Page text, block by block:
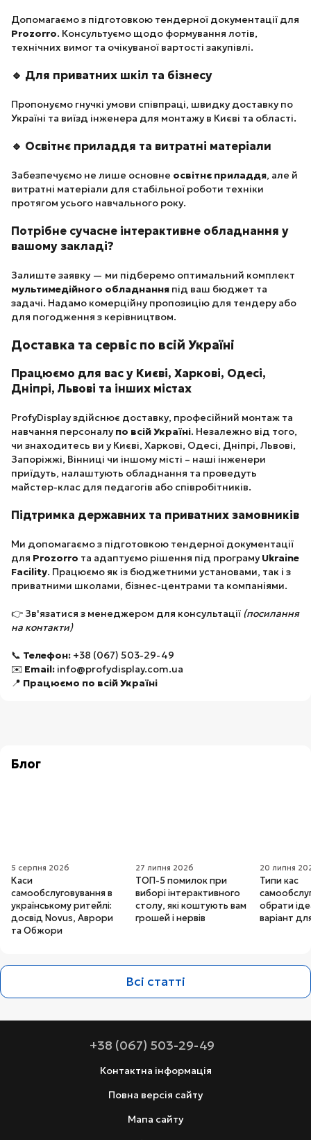
Допомагаємо з підготовкою тендерної документації для
Prozorro. Консультуємо щодо формування лотів,
технічних вимог та очікуваної вартості закупівлі.
🔹 Для приватних шкіл та бізнесу
Пропонуємо гнучкі умови співпраці, швидку доставку по
Україні та виїзд інженера для монтажу в Києві та області.
🔹 Освітнє приладдя та витратні матеріали
Забезпечуємо не лише основне освітнє приладдя, але й
витратні матеріали для стабільної роботи техніки
протягом усього навчального року.
Потрібне сучасне інтерактивне обладнання у
вашому закладі?
Залиште заявку — ми підберемо оптимальний комплект
мультимедійного обладнання під ваш бюджет та
задачі. Надамо комерційну пропозицію для тендеру або
для погодження з керівництвом.
Доставка та сервіс по всій Україні
Працюємо для вас у Києві, Харкові, Одесі,
Дніпрі, Львові та інших містах
ProfyDisplay здійснює доставку, професійний монтаж та
навчання персоналупо всій Україні. Незалежно від того,
чи знаходитесь ви у Києві, Харкові, Одесі, Дніпрі, Львові,
Запоріжжі, Вінниці чи іншому місті – наші інженери
приїдуть, налаштують обладнання та проведуть
майстер-клас для педагогів або співробітників.
Підтримка державних та приватних замовників
Ми допомагаємо з підготовкою тендерної документації
для Prozorro та адаптуємо рішення під програмуUkraine
Facility. Працюємо як із бюджетними установами, так і з
приватними школами, бізнес-центрами та компаніями.
👉 Зв'язатися з менеджером для консультації (посилання
на контакти)
📞 Телефон: +38 (067) 503-29-49
✉️ Email: info@profydisplay.com.ua
📍 Працюємо по всій Україні
Блог
5 серпня 2026
Каси
самообслуговування в
українському ритейлі:
досвід Novus, Аврори
та Обжори
27 липня 2026
ТОП-5 помилок при
виборі інтерактивного
столу, які коштують вам
грошей і нервів
20 липня
Типи кас
обрати
варіант
Всі статті
+38 (067) 503-29-49
Контактна інформація
Повна версія сайту
Мапа сайту